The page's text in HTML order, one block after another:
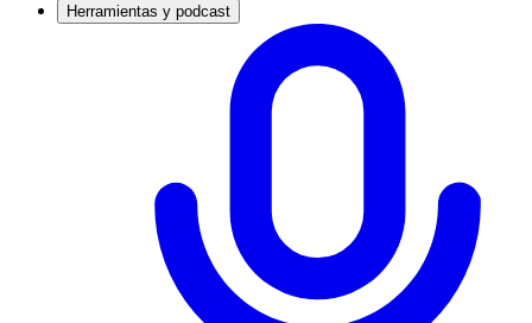
Herramientas y podcast